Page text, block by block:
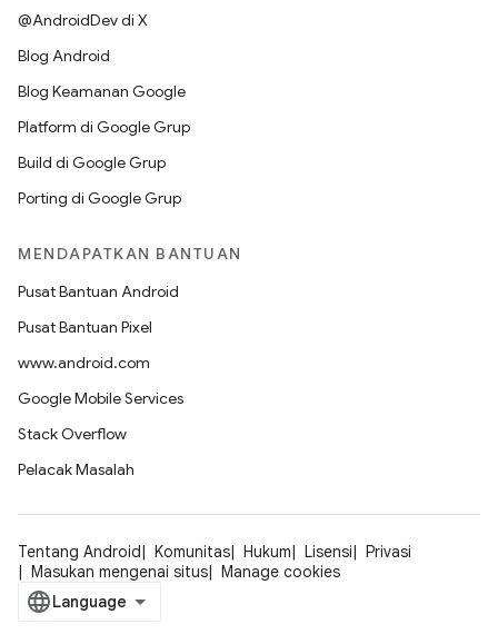
@AndroidDev di X
Blog Android
Blog Keamanan Google
Platform di Google Grup
Build di Google Grup
Porting di Google Grup
MENDAPATKAN BANTUAN
Pusat Bantuan Android
Pusat Bantuan Pixel
www.android.com
Google Mobile Services
Stack Overflow
Pelacak Masalah
Tentang Android Komunitas Hukum Lisensi
Privasi
Masukan mengenai situs
Manage cookies